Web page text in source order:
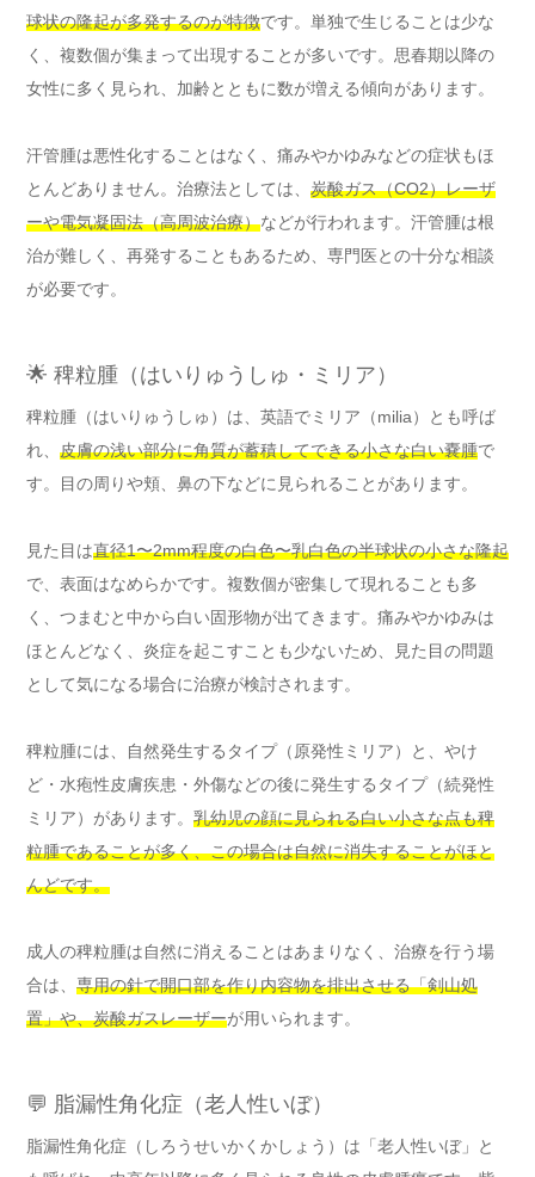
球状の隆起が多発するのが特徴です。単独で生じることは少な
く、複数個が集まって出現することが多いです。思春期以降の
女性に多く見られ、加齢とともに数が増える傾向があります。
汗管腫は悪性化することはなく、痛みやかゆみなどの症状もほ
とんどありません。治療法としては、 炭酸ガス（CO2）レーザ
ーや電気凝固法（高周波治療）などが行われます。汗管腫は根
治が難しく、再発することもあるため、専門医との十分な相談
が必要です。
🌟 稗粒腫（はいりゅうしゅ・ミリア）
稗粒腫（はいりゅうしゅ）は、英語でミリア（milia）とも呼ば
れ、 皮膚の浅い部分に角質が蓄積してできる小さな白い嚢腫で
す。目の周りや頬、鼻の下などに見られることがあります。
見た目は直径1〜2mm程度の白色〜乳白色の半球状の小さな隆起
で、表面はなめらかです。複数個が密集して現れることも多
く、つまむと中から白い固形物が出てきます。痛みやかゆみは
ほとんどなく、炎症を起こすことも少ないため、見た目の問題
として気になる場合に治療が検討されます。
稗粒腫には、自然発生するタイプ（原発性ミリア）と、やけ
ど・水疱性皮膚疾患・外傷などの後に発生するタイプ（続発性
ミリア）があります。 乳幼児の顔に見られる白い小さな点も稗
粒腫であることが多く、この場合は自然に消失することがほと
んどです。
成人の稗粒腫は自然に消えることはあまりなく、治療を行う場
合は、 専用の針で開口部を作り内容物を排出させる「剣山処
置」や、炭酸ガスレーザーが用いられます。
💬 脂漏性角化症（老人性いぼ）
脂漏性角化症（しろうせいかくかしょう）は「老人性いぼ」と